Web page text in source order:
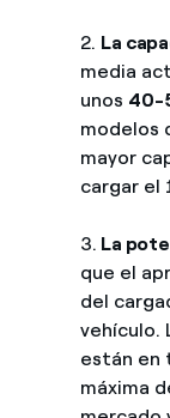
2. La
media
unos 40-
modelos
mayor
cargar el
3. La
que el
del
vehículo.
están en
máxima